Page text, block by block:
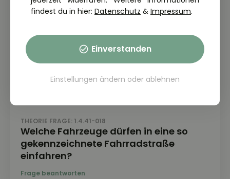
THEORIE FRAGE: 1.4.41-018
Welche Fahrzeuge dürfen in eine so
gekennzeichnete Fahrradstraße
einfahren?
findest du in hier: Datenschutz & Impressum.
Einverstanden
Einstellungen ändern oder ablehnen